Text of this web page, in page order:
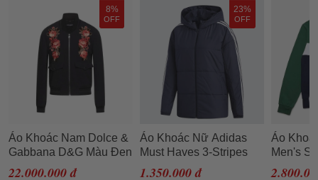
8%
OFF
Áo Khoác Nam Dolce &
Gabbana D&G Màu Đen
Họa Tiết Hoa Màu Cam
22.000.000 đ
23%
OFF
Áo Khoác Nữ Adidas
Must Haves 3-Stripes
Warm GF6994 Màu
1.350.000 đ
Áo
Men's
Fleece